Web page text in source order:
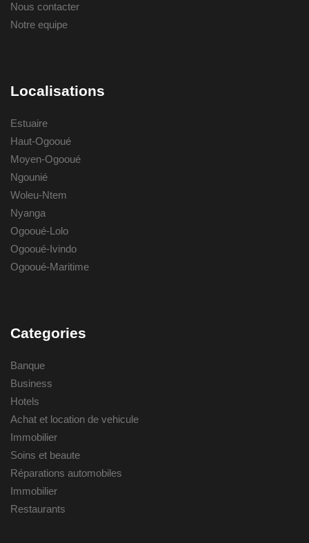
Nous contacter
Notre equipe
Localisations
Estuaire
Haut-Ogooué
Moyen-Ogooué
Ngounié
Woleu-Ntem
Nyanga
Ogooué-Lolo
Ogooué-Ivindo
Ogooué-Maritime
Categories
Banque
Business
Hotels
Achat et location de vehicule
Immobilier
Soins et beaute
Réparations automobiles
Immobilier
Restaurants